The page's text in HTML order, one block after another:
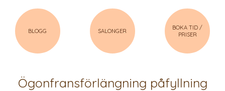
BLOGG SALONGER
BOKA TID /
PRISER
Ögonfransförlängning påfyllning